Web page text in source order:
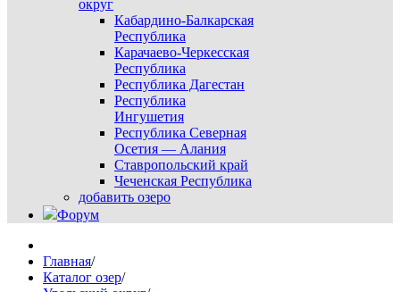
округ
Кабардино-Балкарская
Республика
Карачаево-Черкесская
Республика
Республика Дагестан
Республика
Ингушетия
Республика Северная
Осетия — Алания
Ставропольский край
Чеченская Республика
добавить озеро
Форум
Главная/
Каталог озер/